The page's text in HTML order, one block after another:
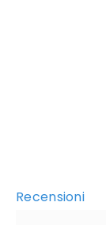
Recensioni